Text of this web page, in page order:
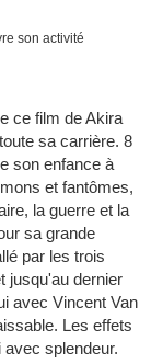
son activité
ce film de Akira
sa carrière. 8
son enfance à
et fantômes,
la guerre et la
sa grande
par les trois
jusqu'au dernier
avec Vincent Van
Les effets
splendeur.